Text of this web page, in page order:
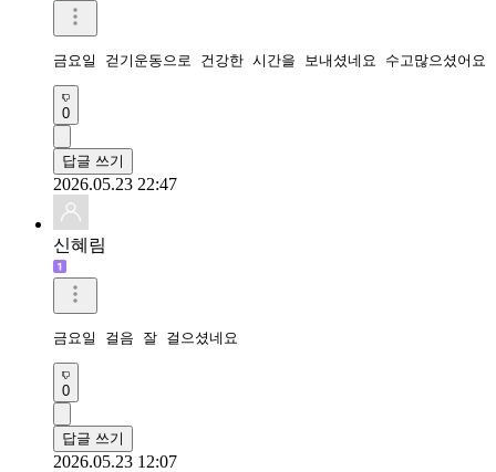
금요일 걷기운동으로 건강한 시간을 보내셨네요 수고많으셨어요
0
답글 쓰기
2026.05.23 22:47
신혜림
금요일 걸음 잘 걸으셨네요
0
답글 쓰기
2026.05.23 12:07